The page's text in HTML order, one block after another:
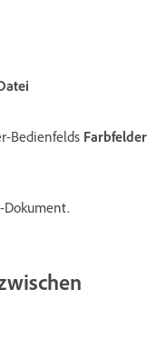
Bedienfelds Farbfelder
Dokument.